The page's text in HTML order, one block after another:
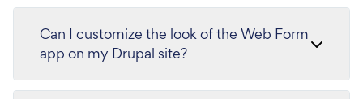
Can I customize the look of the Web Form
app on my Drupal site?